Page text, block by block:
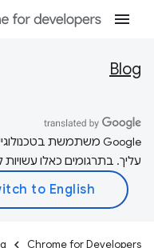
Blog
עליך. בתרגומים כאלו עשויות
Chrome for Developers